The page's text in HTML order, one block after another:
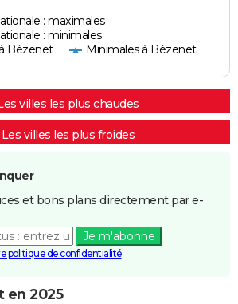
: maximales
: minimales
Bézenet
Minimales à Bézenet
villes les plus chaudes
Les villes les plus froides
et bons plans directement par e-
Je m'abonne
politique de confidentialité
en 2025